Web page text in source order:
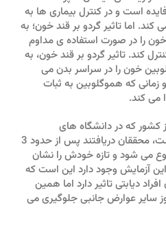
است و در کنترل بیماری ها به
اما تاثیر گردو بر قند خون؛ به
را در صورت استفاده ی مداوم
کند. تاثیر گردو بر قند خون، به
خون را در سراسر بدن می
زمانی که هموگلوبین به ثبات
می کند.
کشور که در دانشگاه های
تحقیقاتی امریکا انجام شده است، محققان دریافتند پس از حدود 3
می شود و تازه خودش را نشان
آزمایش وجود دارد این است که
خون افراد دیابتی تاثیر دارد اما همین
سایر عوارض جانبی جلوگیری می